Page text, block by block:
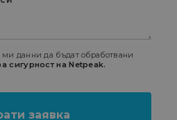
данни да бъдат обработвани
сигурност на Netpeak.